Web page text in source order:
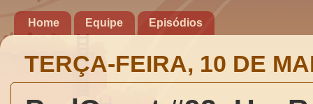
Home Equipe Episódios
TERÇA-FEIRA, 10 DE